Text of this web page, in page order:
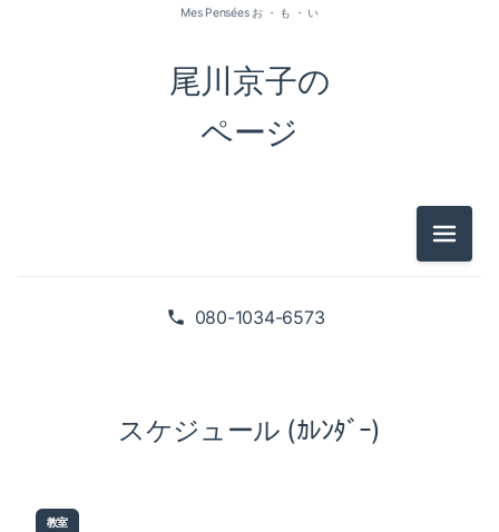
080-1034-6573
尾川京子の
ページ
Mes Pensées お ・ も ・ い
メニュ
スケジュール (ｶﾚﾝﾀﾞｰ)
教室